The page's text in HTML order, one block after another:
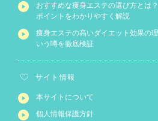
おすすめな痩身エステの選び方とは
ポイントをわかりやすく解説
痩身エステの高いダイエット効果の
いう噂を徹底検証
サイト情報
本サイトについて
個人情報保護方針